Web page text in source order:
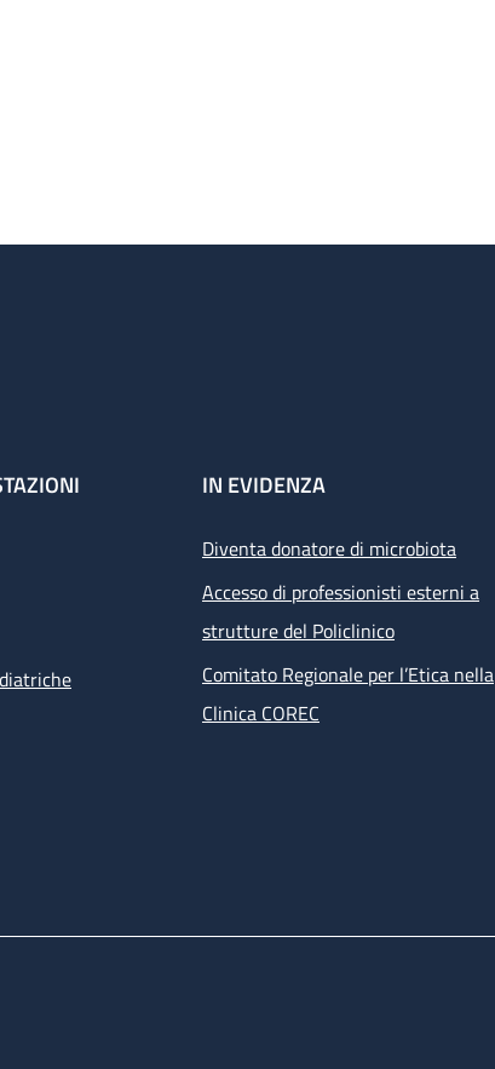
IN EVIDENZA
Diventa donatore di microbiota
Accesso di professionisti esterni a
strutture del Policlinico
Comitato Regionale per l’Etica nella
Clinica COREC